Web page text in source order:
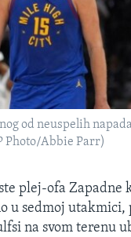
od neuspelih
Photo/Abbie Parr)
plej-ofa Zapadne
u sedmoj utakmici,
na svom terenu